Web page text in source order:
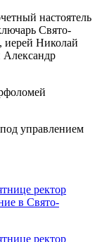
настоятель
Свято-
иерей Николай
управлением